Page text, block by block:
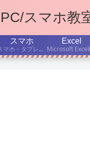
PC/スマホ教
スマホ
スマホ・タブレットを、もうちょっと便利に使いたい! こんな「困った」を解決したい! という記事を書いています。
Excel